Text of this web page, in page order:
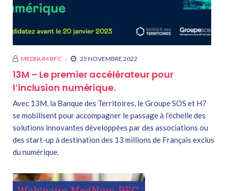
MEDNUM BFC 25 NOVEMBRE 2022
13M – Le premier accélérateur pour
l’inclusion numérique.
Avec 13M, la Banque des Territoires, le Groupe SOS et H7
se mobilisent pour accompagner le passage à l’échelle des
solutions innovantes développées par des associations ou
des start-up à destination des 13 millions de Français exclus
du numérique.